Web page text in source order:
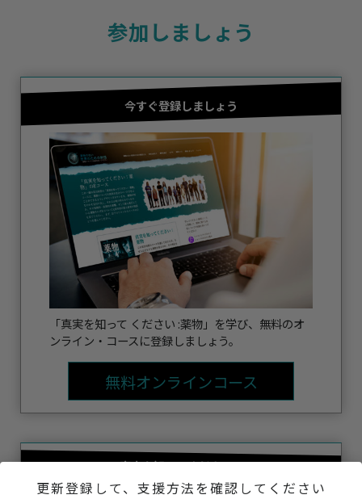
参加しましょう
今すぐ登録しましょう
「真実を知って ください :薬物」を学び、無料のオ
ンライン・コースに登録しましょう。
無料オンラインコース
真実を知ってください：
更新登録して、支援方法を確認してください